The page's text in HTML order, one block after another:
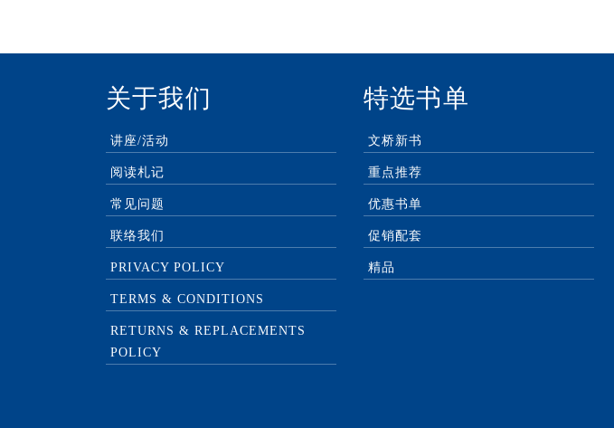
关于我们
讲座/活动
阅读札记
常见问题
联络我们
PRIVACY POLICY
TERMS & CONDITIONS
RETURNS & REPLACEMENTS
POLICY
特选书单
文桥新书
重点推荐
优惠书单
促销配套
精品